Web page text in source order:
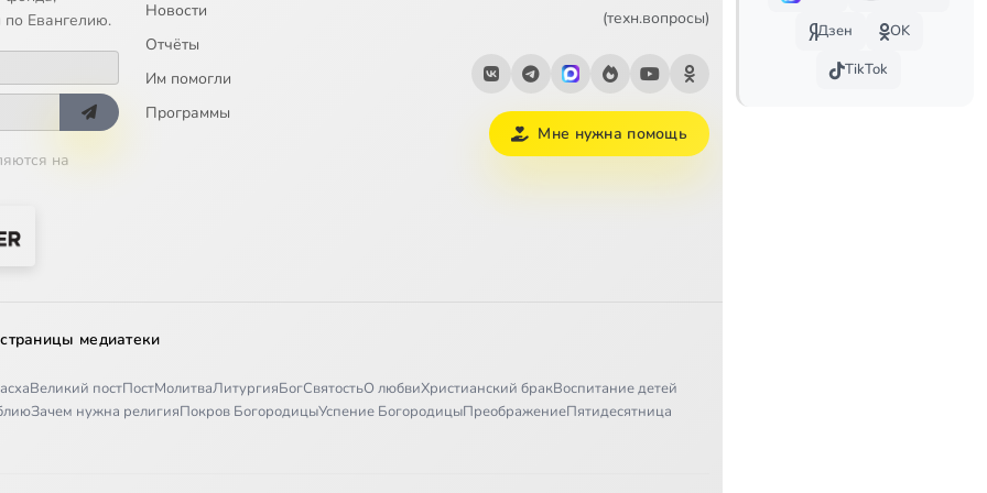
тем страшнее суд 1:51
1:57
1:09
молитвы, хвала и благодарность 1:58
за трудности
свою щедрость
Евангелию.
на
Новости
Отчёты
Им помогли
Программы
(техн.вопросы)
Мне нужна помощь
медиатеки
Великий постПостМолитваЛитургияБогСвятостьО любвиХристианский бракВоспитание детей
Зачем нужна религияПокров БогородицыУспение БогородицыПреображениеПятидесятница
Дзен
OK
TikTok